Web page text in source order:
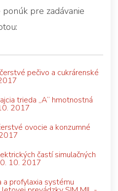
pre zadávanie
pečivo a cukrárenské
trieda „A“ hmotnostná
2017
ovocie a konzumné
častí simulačných
10. 2017
a profylaxia systému